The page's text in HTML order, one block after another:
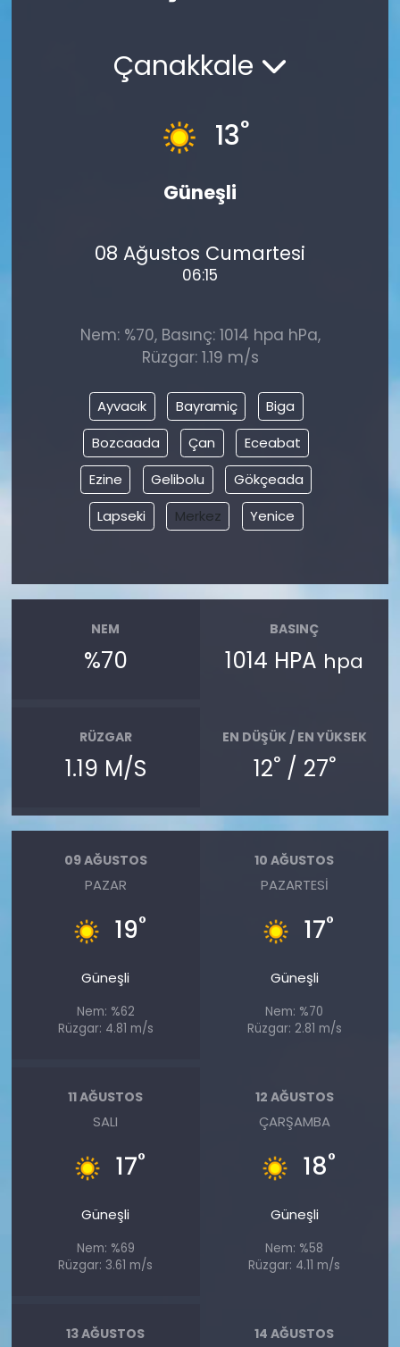
Çanakkale
13°
Güneşli
08 Ağustos Cumartesi
06:15
Nem: %70, Basınç: 1014 hpa hPa,
Rüzgar: 1.19 m/s
Ayvacık Bayramiç
Biga
Bozcaada
Çan
Eceabat
Ezine
Gelibolu
Gökçeada
Lapseki
Merkez Yenice
NEM
%70
BASINÇ
1014 HPA hpa
RÜZGAR
1.19 M/S
EN DÜŞÜK / EN YÜKSEK
12°/ 27°
09 AĞUSTOS
PAZAR
19°
Güneşli
Nem: %62
Rüzgar: 4.81 m/s
10 AĞUSTOS
PAZARTESI
17°
Güneşli
Nem: %70
Rüzgar: 2.81 m/s
11 AĞUSTOS
SALI
17°
Güneşli
Nem: %69
Rüzgar: 3.61 m/s
12 AĞUSTOS
ÇARŞAMBA
18°
Güneşli
Nem: %58
Rüzgar: 4.11 m/s
13 AĞUSTOS 14 AĞUSTOS
Teknoloji